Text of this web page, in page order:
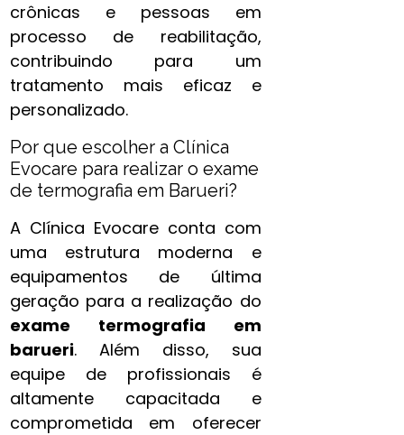
crônicas e pessoas em
processo de reabilitação,
contribuindo para um
tratamento mais eficaz e
personalizado.
Por que escolher a Clínica
Evocare para realizar o exame
de termografia em Barueri?
A Clínica Evocare conta com
uma estrutura moderna e
equipamentos de última
geração para a realização do
exame termografia​ em
barueri. Além disso, sua
equipe de profissionais é
altamente capacitada e
comprometida em oferecer